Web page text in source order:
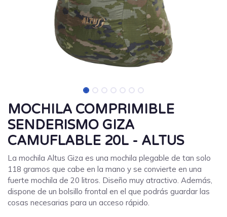
MOCHILA COMPRIMIBLE
SENDERISMO GIZA
CAMUFLABLE 20L - ALTUS
La mochila Altus Giza es una mochila plegable de tan solo
118 gramos que cabe en la mano y se convierte en una
fuerte mochila de 20 litros. Diseño muy atractivo. Además,
dispone de un bolsillo frontal en el que podrás guardar las
cosas necesarias para un acceso rápido.